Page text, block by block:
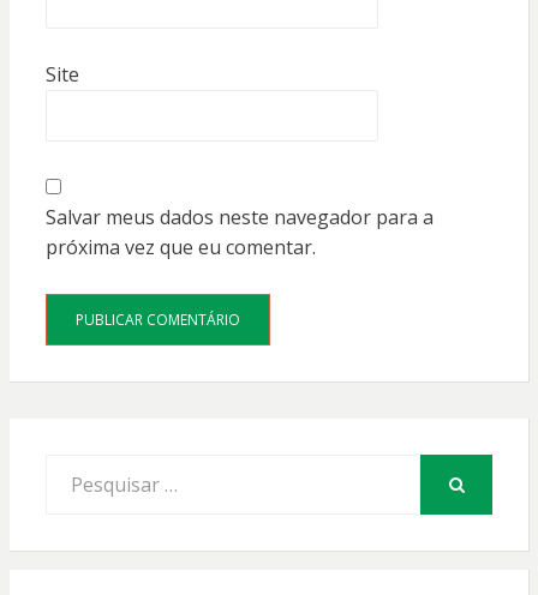
Site
Salvar meus dados neste navegador para a
próxima vez que eu comentar.
por: